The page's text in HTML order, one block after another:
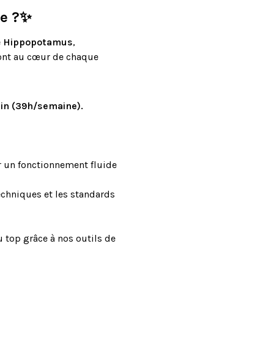
?✨
Hippopotamus,
au cœur de chaque
(39h/semaine).
un fonctionnement fluide
et les standards
top grâce à nos outils de